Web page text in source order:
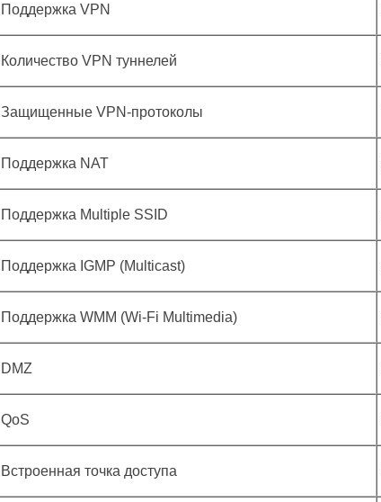
Поддержка VPN
Количество VPN туннелей
Защищенные VPN-протоколы
Поддержка NAT
Поддержка Multiple SSID
Поддержка IGMP (Multicast)
Поддержка WMM (Wi-Fi Multimedia)
DMZ
QoS
Встроенная точка доступа